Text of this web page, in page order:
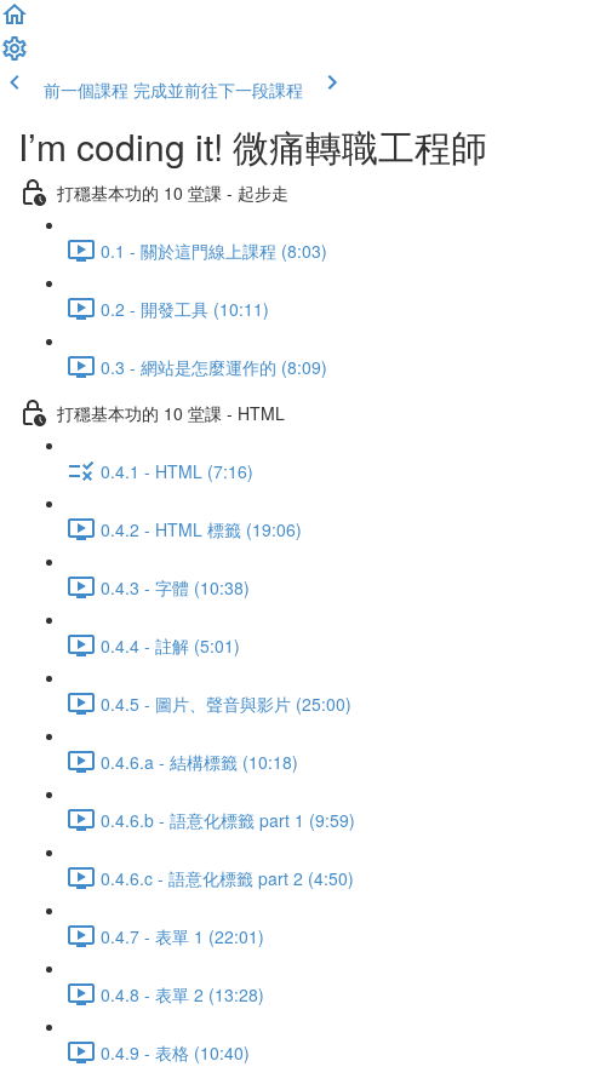
前一個課程 完成並前往下一段課程
I’m coding it! 微痛轉職工程師
打穩基本功的 10 堂課 - 起步走
0.1 - 關於這門線上課程 (8:03)
0.2 - 開發工具 (10:11)
0.3 - 網站是怎麼運作的 (8:09)
打穩基本功的 10 堂課 - HTML
0.4.1 - HTML (7:16)
0.4.2 - HTML 標籤 (19:06)
0.4.3 - 字體 (10:38)
0.4.4 - 註解 (5:01)
0.4.5 - 圖片、聲音與影片 (25:00)
0.4.6.a - 結構標籤 (10:18)
0.4.6.b - 語意化標籤 part 1 (9:59)
0.4.6.c - 語意化標籤 part 2 (4:50)
0.4.7 - 表單 1 (22:01)
0.4.8 - 表單 2 (13:28)
0.4.9 - 表格 (10:40)